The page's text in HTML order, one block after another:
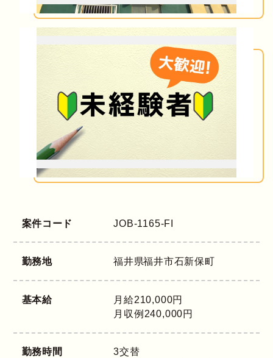
案件コード JOB-1165-FI
勤務地 福井県福井市石新保町
基本給
月給210,000円
月収例240,000円
勤務時間
3交替